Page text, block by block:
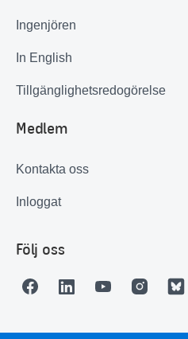
Ingenjören
In English
Tillgänglighetsredogörelse
Medlem
Kontakta oss
Inloggat
Följ oss